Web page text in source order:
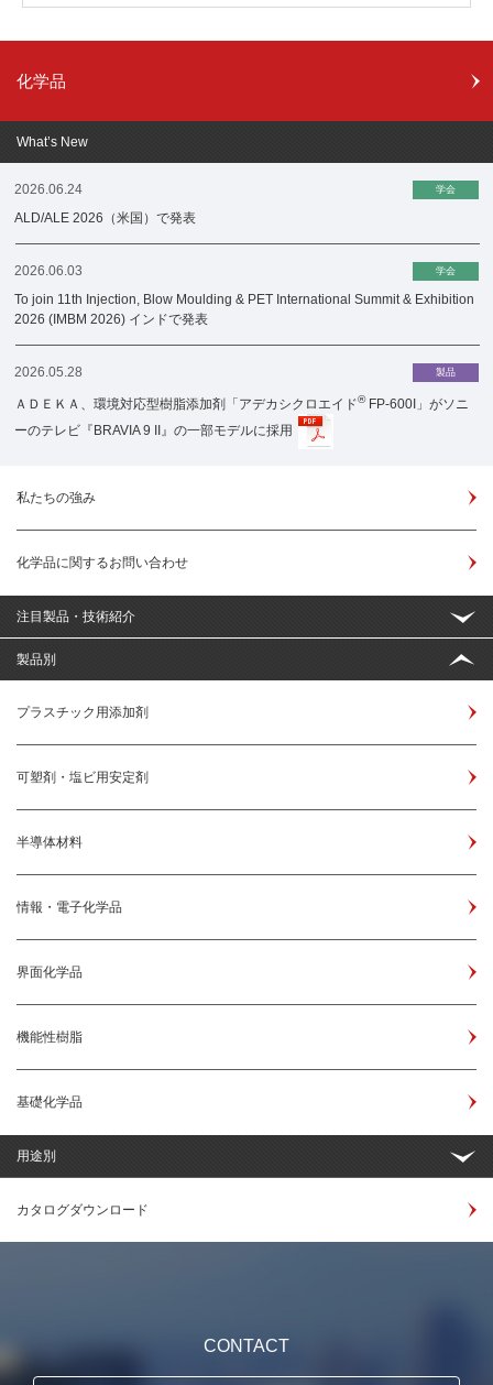
化学品
What’s New
2026.06.24 学会
ALD/ALE 2026（米国）で発表
2026.06.03 学会
To join 11th Injection, Blow Moulding & PET International Summit & Exhibition
2026 (IMBM 2026) インドで発表
2026.05.28 製品
ＡＤＥＫＡ、環境対応型樹脂添加剤「アデカシクロエイド®FP-600I」がソニ
ーのテレビ『BRAVIA 9 II』の一部モデルに採用
私たちの強み
化学品に関するお問い合わせ
注目製品・技術紹介
製品別
プラスチック用添加剤
可塑剤・塩ビ用安定剤
半導体材料
情報・電子化学品
界面化学品
機能性樹脂
基礎化学品
用途別
カタログダウンロード
CONTACT